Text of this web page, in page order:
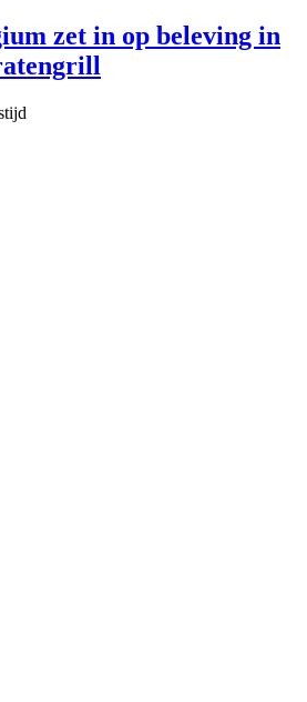
zet in op beleving in